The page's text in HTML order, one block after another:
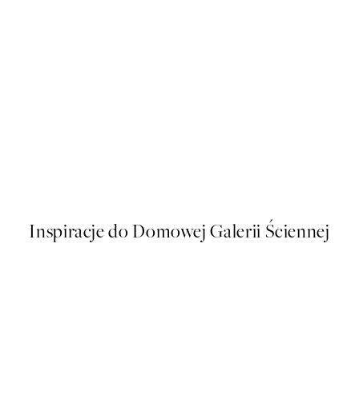
Inspiracje do Domowej Galerii Ściennej